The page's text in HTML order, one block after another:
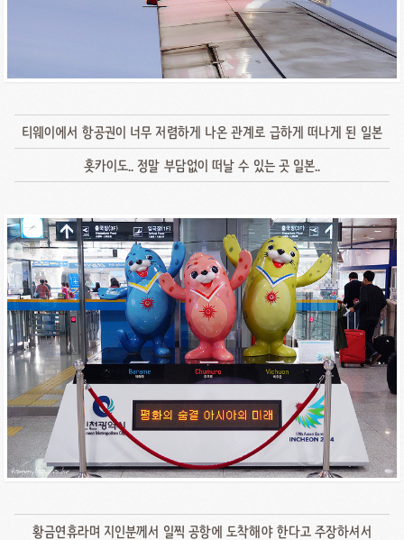
티웨이에서 항공권이 너무 저렴하게 나온 관계로 급하게 떠나게 된 일본
홋카이도.. 정말 부담없이 떠날 수 있는 곳 일본..
황금연휴라며 지인분께서 일찍 공항에 도착해야 한다고 주장하셔서